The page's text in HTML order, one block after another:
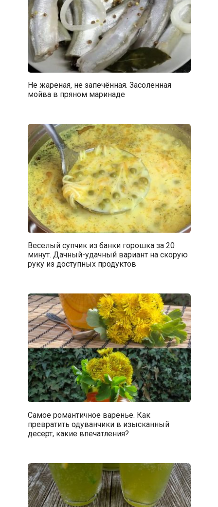
Не жареная, не запечённая. Засоленная
мойва в пряном маринаде
Веселый супчик из банки горошка за 20
минут. Дачный-удачный вариант на скорую
руку из доступных продуктов
Самое романтичное варенье. Как
превратить одуванчики в изысканный
десерт, какие впечатления?